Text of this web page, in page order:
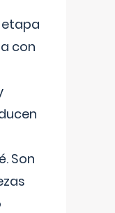
etapa
con
Son